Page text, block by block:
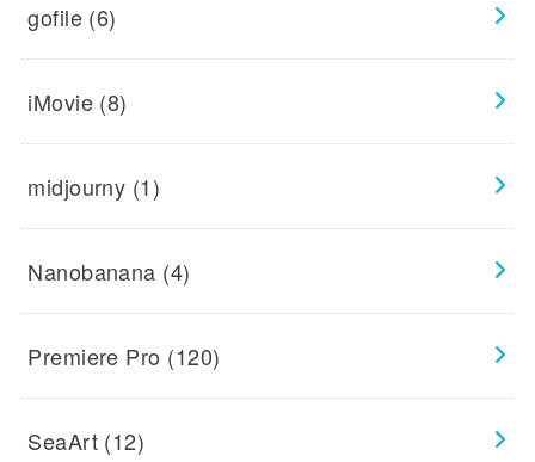
gofile (6)
iMovie (8)
midjourny (1)
Nanobanana (4)
Premiere Pro (120)
SeaArt (12)